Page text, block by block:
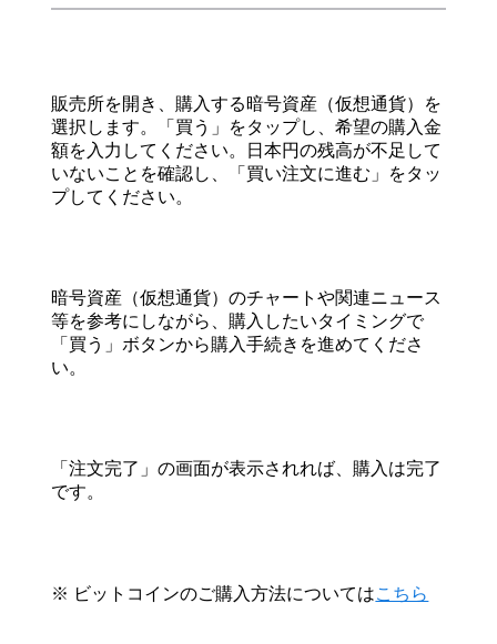
販売所を開き、購入する暗号資産（仮想通貨）を
選択します。「買う」をタップし、希望の購入金
額を入力してください。日本円の残高が不足して
いないことを確認し、「買い注文に進む」をタッ
プしてください。
暗号資産（仮想通貨）のチャートや関連ニュース
等を参考にしながら、購入したいタイミングで
「買う」ボタンから購入手続きを進めてくださ
い。
「注文完了」の画面が表示されれば、購入は完了
です。
※ ビットコインのご購入方法についてはこちら